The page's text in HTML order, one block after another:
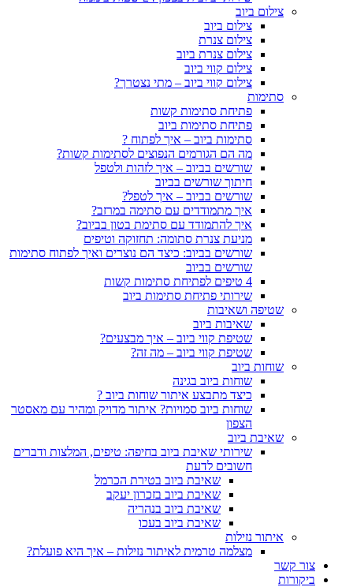
צילום ביוב
צילום ביוב
צילום צנרת
צילום צנרת ביוב
צילום קווי ביוב
צילום קווי ביוב – מתי נצטרך?
סתימות
פתיחת סתימות קשות
פתיחת סתימות ביוב
סתימות ביוב – איך לפתוח ?
מה הם הגורמים הנפוצים לסתימות קשות?
שורשים בביוב – איך לזהות ולטפל
חיתוך שורשים בביוב
שורשים בביוב – איך לטפל?
איך מתמודדים עם סתימה במרזב?
איך להתמודד עם סתימת בטון בביוב?
מניעת צנרת סתומה: תחזוקה וטיפים
שורשים בביוב: כיצד הם נוצרים ואיך לפתוח סתימות
שורשים בביוב
4 טיפים לפתיחת סתימות קשות
שירותי פתיחת סתימות ביוב
שטיפה ושאיבות
שאיבות ביוב
שטיפת קווי ביוב – איך מבצעים?
שטיפת קווי ביוב – מה זה?
שוחות ביוב
שוחות ביוב בגינה
כיצד מתבצע איתור שוחות ביוב ?
שוחות ביוב סמויות? איתור מדויק ומהיר עם מאסטר
הצפון
שאיבת ביוב
שירותי שאיבת ביוב בחיפה: טיפים, המלצות ודברים
חשובים לדעת
שאיבת ביוב בטירת הכרמל
שאיבת ביוב בזכרון יעקב
שאיבת ביוב בנהריה
שאיבת ביוב בעכו
איתור נזילות
מצלמה טרמית לאיתור נזילות – איך היא פועלת?
צור קשר
ביקורות